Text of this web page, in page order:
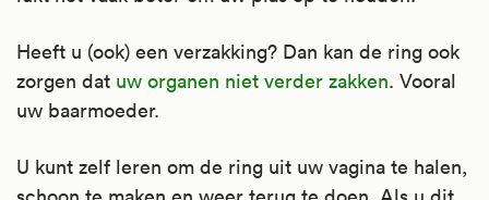
Heeft u (ook) een verzakking? Dan kan de ring ook
zorgen dat uw organen niet verder zakken. Vooral
uw baarmoeder.
U kunt zelf leren om de ring uit uw vagina te halen,